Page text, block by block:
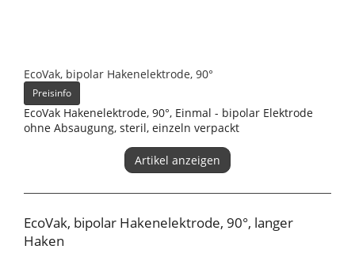
EcoVak, bipolar Hakenelektrode, 90°
Preisinfo
EcoVak Hakenelektrode, 90°, Einmal - bipolar Elektrode
ohne Absaugung, steril, einzeln verpackt
Artikel anzeigen
EcoVak, bipolar Hakenelektrode, 90°, langer
Haken